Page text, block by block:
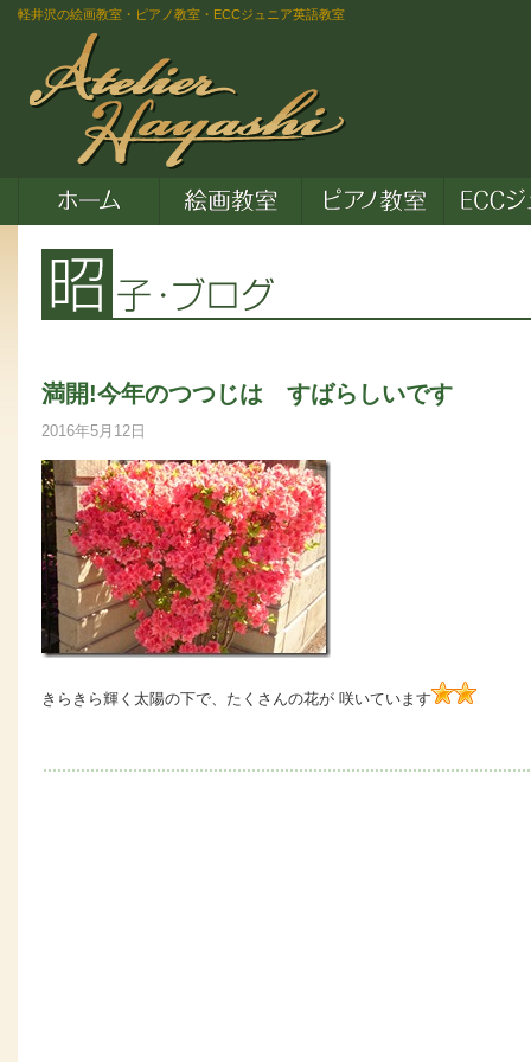
軽井沢の絵画教室・ピアノ教室・ECCジュニア英語教室
満開!今年のつつじは すばらしいです
2016年5月12日
きらきら輝く太陽の下で、たくさんの花が 咲いています